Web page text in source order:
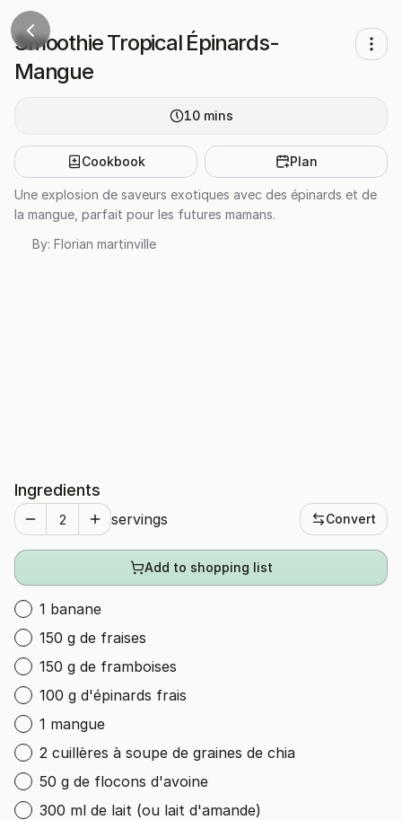
Smoothie Tropical Épinards-
Mangue
10 mins
Cookbook Plan
Une explosion de saveurs exotiques avec des épinards et de
la mangue, parfait pour les futures mamans.
By: Florian martinville
Ingredients
servings Convert
Add to shopping list
1 banane
150 g de fraises
150 g de framboises
100 g d'épinards frais
1 mangue
2 cuillères à soupe de graines de chia
50 g de flocons d'avoine
300 ml de lait (ou lait d'amande)